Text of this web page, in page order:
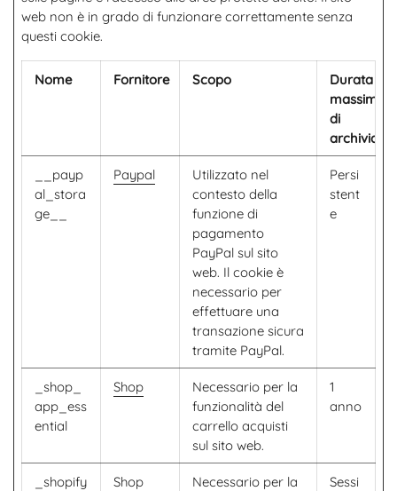
web non è in grado di funzionare correttamente senza
questi cookie.
Nome Fornitore Scopo
Durata
massima
di
__payp
al_stora
ge__
Paypal
Utilizzato nel
contesto della
funzione di
pagamento
PayPal sul sito
web. Il cookie è
necessario per
effettuare una
transazione sicura
tramite PayPal.
Persi
stent
e
_shop_
app_ess
ential
Shop
Necessario per la
funzionalità del
carrello acquisti
sul sito web.
1
anno
_shopify
Shop
Necessario per la
Sessi